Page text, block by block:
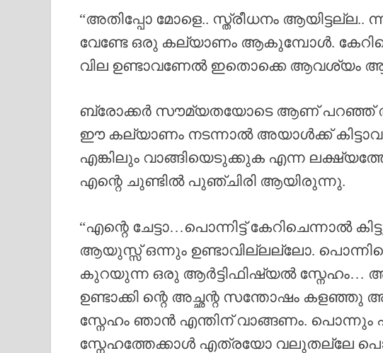
“അതിപ്പോ മോളെ.. സ്ത്രീധനം ആയിട്ടല്ല..
വേണ്ടേ ഒരു കല്യാണം ആകുമ്പോൾ.
വില ഉണ്ടാവണേൽ ഇതൊക്കെ ആവശ്യം
ബ്രോക്കർ സൗമ്യതയോടെ ആണ് പറഞ്ഞ്
ഈ കല്യാണം നടന്നാൽ അയാൾക്ക്
എങ്കിലും വാങ്ങിയെടുക്കുക എന്ന
എന്റെ ചുണ്ടിൽ പുഞ്ചിരി ആയിരുന്നു.
“എന്റെ ചേട്ടാ…പൊന്നിട്ട് കേറിചെന്നാൽ
ആയുസ്സ് ഒന്നും ഉണ്ടാവില്ലല്ലോ.
കുറയുന്ന ഒരു ആർട്ടിഫിഷ്യൽ സ്നേഹം…
ഉണ്ടാക്കി ന്റെ അച്ഛന്റ സന്തോഷം കളഞ്ഞു
സ്നേഹം ഞാൻ എന്തിന് വാങ്ങണം.
സ്നേഹത്തേക്കാൾ എത്രയോ വലുതല്ലേ